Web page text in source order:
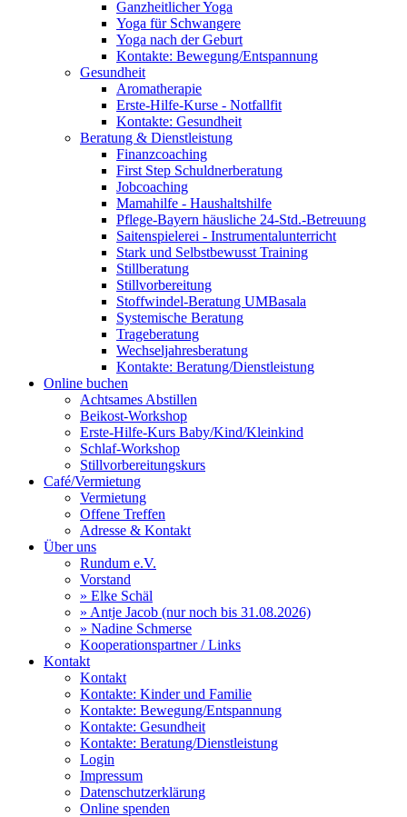
Ganzheitlicher Yoga
Yoga für Schwangere
Yoga nach der Geburt
Kontakte: Bewegung/Entspannung
Gesundheit
Aromatherapie
Erste-Hilfe-Kurse - Notfallfit
Kontakte: Gesundheit
Beratung & Dienstleistung
Finanzcoaching
First Step Schuldnerberatung
Jobcoaching
Mamahilfe - Haushaltshilfe
Pflege-Bayern häusliche 24-Std.-Betreuung
Saitenspielerei - Instrumentalunterricht
Stark und Selbstbewusst Training
Stillberatung
Stillvorbereitung
Stoffwindel-Beratung UMBasala
Systemische Beratung
Trageberatung
Wechseljahresberatung
Kontakte: Beratung/Dienstleistung
Online buchen
Achtsames Abstillen
Beikost-Workshop
Erste-Hilfe-Kurs Baby/Kind/Kleinkind
Schlaf-Workshop
Stillvorbereitungskurs
Café/Vermietung
Vermietung
Offene Treffen
Adresse & Kontakt
Über uns
Rundum e.V.
Vorstand
» Elke Schäl
» Antje Jacob (nur noch bis 31.08.2026)
» Nadine Schmerse
Kooperationspartner / Links
Kontakt
Kontakt
Kontakte: Kinder und Familie
Kontakte: Bewegung/Entspannung
Kontakte: Gesundheit
Kontakte: Beratung/Dienstleistung
Login
Impressum
Datenschutzerklärung
Online spenden